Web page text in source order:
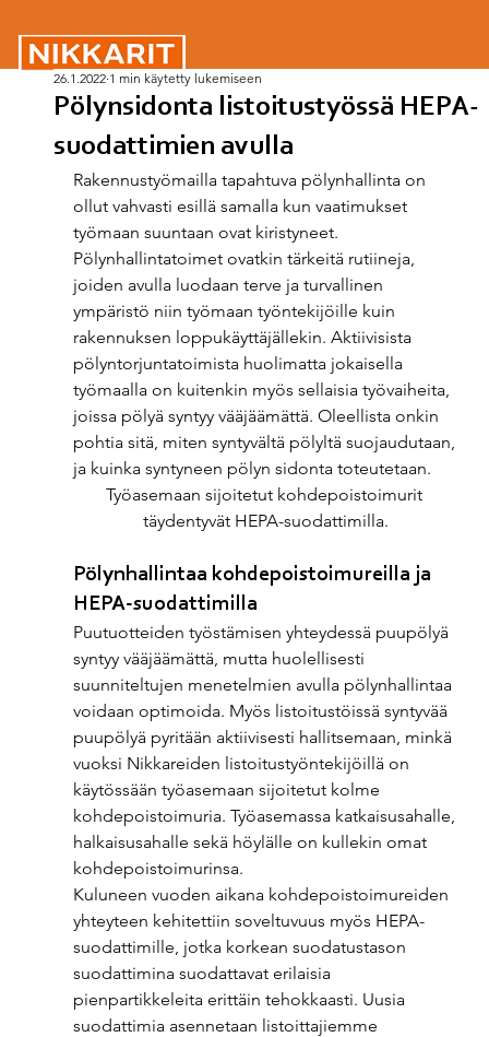
Pölynsidonta listoitustyössä HEPA-
suodattimien avulla
26.1.2022 1 min käytetty lukemiseen
Rakennustyömailla tapahtuva pölynhallinta on
ollut vahvasti esillä samalla kun vaatimukset
työmaan suuntaan ovat kiristyneet.
Pölynhallintatoimet ovatkin tärkeitä rutiineja,
joiden avulla luodaan terve ja turvallinen
ympäristö niin työmaan työntekijöille kuin
rakennuksen loppukäyttäjällekin. Aktiivisista
pölyntorjuntatoimista huolimatta jokaisella
työmaalla on kuitenkin myös sellaisia työvaiheita,
joissa pölyä syntyy vääjäämättä. Oleellista onkin
pohtia sitä, miten syntyvältä pölyltä suojaudutaan,
ja kuinka syntyneen pölyn sidonta toteutetaan.
Työasemaan sijoitetut kohdepoistoimurit
täydentyvät HEPA-suodattimilla.
Pölynhallintaa kohdepoistoimureilla ja
HEPA-suodattimilla
Puutuotteiden työstämisen yhteydessä puupölyä
syntyy vääjäämättä, mutta huolellisesti
suunniteltujen menetelmien avulla pölynhallintaa
voidaan optimoida. Myös listoitustöissä syntyvää
puupölyä pyritään aktiivisesti hallitsemaan, minkä
vuoksi Nikkareiden listoitustyöntekijöillä on
käytössään työasemaan sijoitetut kolme
kohdepoistoimuria. Työasemassa katkaisusahalle,
halkaisusahalle sekä höylälle on kullekin omat
kohdepoistoimurinsa.
Kuluneen vuoden aikana kohdepoistoimureiden
yhteyteen kehitettiin soveltuvuus myös HEPA-
suodattimille, jotka korkean suodatustason
suodattimina suodattavat erilaisia
pienpartikkeleita erittäin tehokkaasti. Uusia
suodattimia asennetaan listoittajiemme